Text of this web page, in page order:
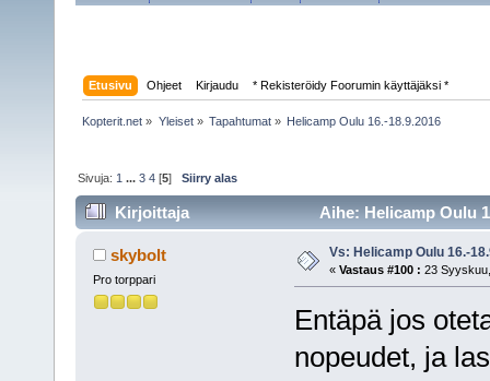
Etusivu Ohjeet Kirjaudu * Rekisteröidy Foorumin käyttäjäksi *
Kopterit.net » Yleiset» Tapahtumat» Helicamp Oulu 16.-18.9.2016
Sivuja: 1 ...3 4 [5]Siirry alas
Kirjoittaja Aihe: Helicamp Oulu
skybolt
Pro torppari
Vs: Helicamp Oulu 16.-
« Vastaus #100 : 23
Entäpä jos
nopeudet, ja